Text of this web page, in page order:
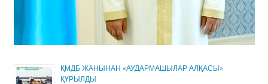
ҚМДБ ЖАНЫНАН «АУДАРМАШЫЛАР АЛҚАСЫ»
ҚҰРЫЛДЫ